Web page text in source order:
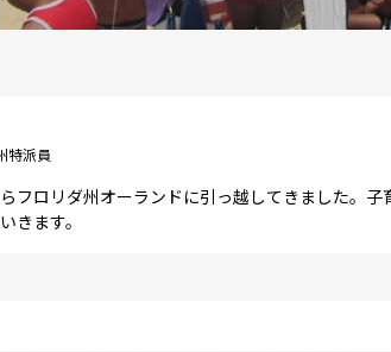
特派員
フロリダ州オーランドに引っ越してきました。子
きます。